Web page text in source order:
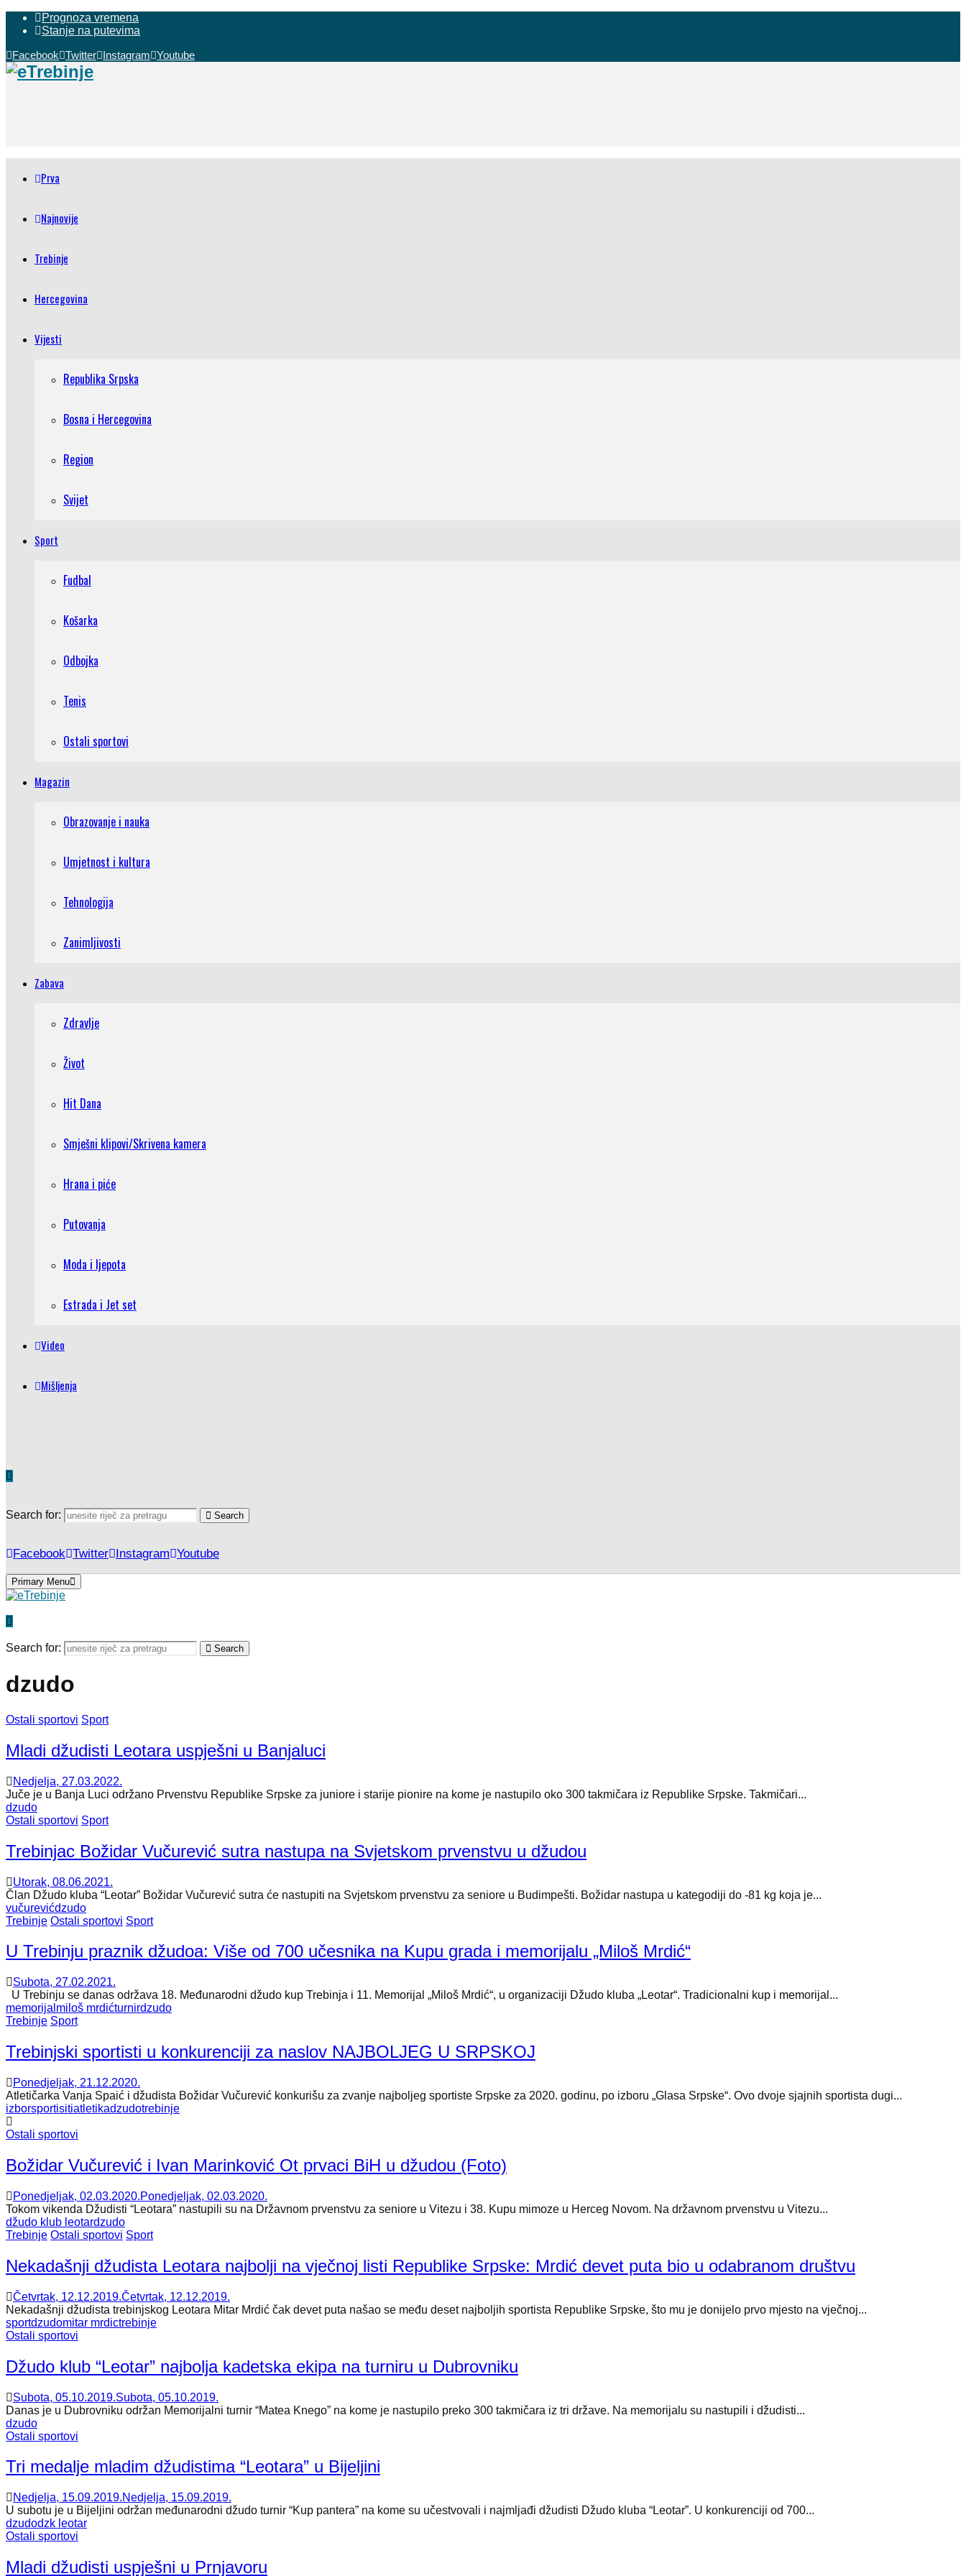
Prognoza vremena
Stanje na putevima
Facebook Twitter Instagram Youtube
Prva
Najnovije
Trebinje
Hercegovina
Vijesti
Republika Srpska
Bosna i Hercegovina
Region
Svijet
Sport
Fudbal
Košarka
Odbojka
Tenis
Ostali sportovi
Magazin
Obrazovanje i nauka
Umjetnost i kultura
Tehnologija
Zanimljivosti
Zabava
Zdravlje
Život
Hit Dana
Smješni klipovi/Skrivena kamera
Hrana i piće
Putovanja
Moda i ljepota
Estrada i Jet set
Video
Mišljenja
Search for: Search
Facebook Twitter Instagram Youtube
Primary Menu
Search for: Search
dzudo
Ostali sportovi Sport
Mladi džudisti Leotara uspješni u Banjaluci
Nedjelja, 27.03.2022.
Juče je u Banja Luci održano Prvenstvu Republike Srpske za juniore i starije pionire na kome je nastupilo oko 300 takmičara iz Republike Srpske. Takmičari...
dzudo
Ostali sportovi Sport
Trebinjac Božidar Vučurević sutra nastupa na Svjetskom prvenstvu u džudou
Utorak, 08.06.2021.
Član Džudo kluba “Leotar” Božidar Vučurević sutra će nastupiti na Svjetskom prvenstvu za seniore u Budimpešti. Božidar nastupa u kategodiji do -81 kg koja je...
vučurevićdzudo
Trebinje Ostali sportovi Sport
U Trebinju praznik džudoa: Više od 700 učesnika na Kupu grada i memorijalu „Miloš Mrdić“
Subota, 27.02.2021.
U Trebinju se danas održava 18. Međunarodni džudo kup Trebinja i 11. Memorijal „Miloš Mrdić“, u organizaciji Džudo kluba „Leotar“. Tradicionalni kup i memorijal...
memorijal miloš mrdićturnirdzudo
Trebinje Sport
Trebinjski sportisti u konkurenciji za naslov NAJBOLJEG U SRPSKOJ
Ponedjeljak, 21.12.2020.
Atletičarka Vanja Spaić i džudista Božidar Vučurević konkurišu za zvanje najboljeg sportiste Srpske za 2020. godinu, po izboru „Glasa Srpske“. Ovo dvoje sjajnih sportista dugi...
izborsportisitiatletikadzudotrebinje
Ostali sportovi
Božidar Vučurević i Ivan Marinković Ot prvaci BiH u džudou (Foto)
Ponedjeljak, 02.03.2020.Ponedjeljak, 02.03.2020.
Tokom vikenda Džudisti “Leotara” nastupili su na Državnom prvenstvu za seniore u Vitezu i 38. Kupu mimoze u Herceg Novom. Na državnom prvenstvu u Vitezu...
džudo klub leotardzudo
Trebinje Ostali sportovi Sport
Nekadašnji džudista Leotara najbolji na vječnoj listi Republike Srpske: Mrdić devet puta bio u odabranom društvu
Četvrtak, 12.12.2019.Četvrtak, 12.12.2019.
Nekadašnji džudista trebinjskog Leotara Mitar Mrdić čak devet puta našao se među deset najboljih sportista Republike Srpske, što mu je donijelo prvo mjesto na vječnoj...
sportdzudomitar mrdictrebinje
Ostali sportovi
Džudo klub “Leotar” najbolja kadetska ekipa na turniru u Dubrovniku
Subota, 05.10.2019.Subota, 05.10.2019.
Danas je u Dubrovniku održan Memorijalni turnir “Matea Knego” na kome je nastupilo preko 300 takmičara iz tri države. Na memorijalu su nastupili i džudisti...
dzudo
Ostali sportovi
Tri medalje mladim džudistima “Leotara” u Bijeljini
Nedjelja, 15.09.2019.Nedjelja, 15.09.2019.
U subotu je u Bijeljini održan međunarodni džudo turnir “Kup pantera” na kome su učestvovali i najmljađi džudisti Džudo kluba “Leotar”. U konkurenciji od 700...
dzudodzk leotar
Ostali sportovi
Mladi džudisti uspješni u Prnjavoru